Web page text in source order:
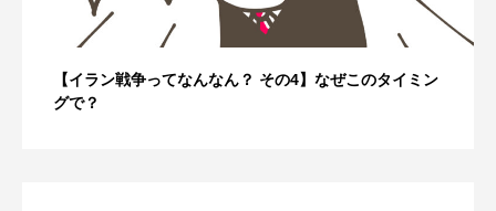
【イラン戦争ってなんなん？ その4】なぜこのタイミン
グで？